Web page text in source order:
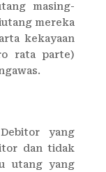
masing-
mereka
kekayaan
rata parte)
yang
dan tidak
utang yang